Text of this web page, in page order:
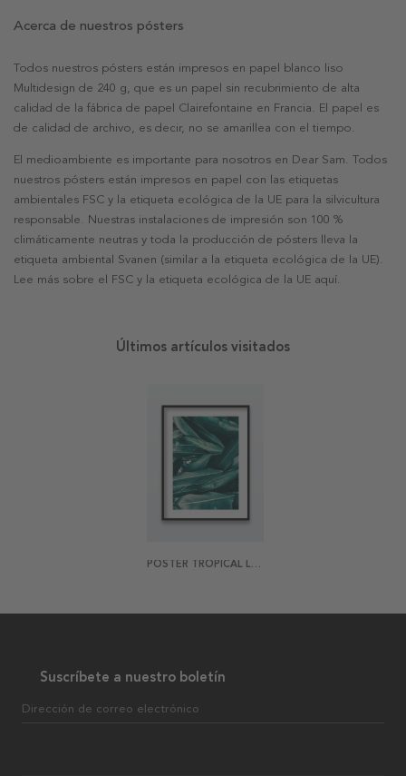
Acerca de nuestros pósters
Todos nuestros pósters están impresos en papel blanco liso
Multidesign de 240 g, que es un papel sin recubrimiento de alta
calidad de la fábrica de papel Clairefontaine en Francia. El papel es
de calidad de archivo, es decir, no se amarillea con el tiempo.
El medioambiente es importante para nosotros en Dear Sam. Todos
nuestros pósters están impresos en papel con las etiquetas
ambientales FSC y la etiqueta ecológica de la UE para la silvicultura
responsable. Nuestras instalaciones de impresión son 100 %
climáticamente neutras y toda la producción de pósters lleva la
etiqueta ambiental Svanen (similar a la etiqueta ecológica de la UE).
Lee más sobre el FSC y la etiqueta ecológica de la UE aquí.
Últimos artículos visitados
POSTER TROPICAL LEAVES
Suscríbete a nuestro boletín
Dirección de correo electrónico